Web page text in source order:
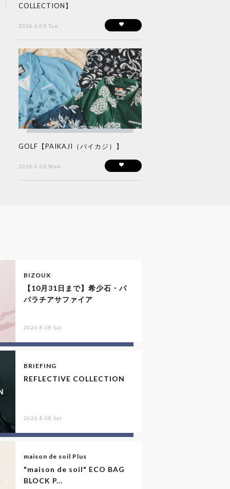
COLLECTION】
2026.6.09 Tue
GOLF【PAIKAJI（パイカジ）】
2026.6.03 Wed
BIZOUX
【10月31日まで】希少石・パ
パラチアサファイア
2026.8.08 Sat
BRIEFING
REFLECTIVE COLLECTION
2026.8.08 Sat
maison de soil Plus
"maison de soil" ECO BAG
BLOCK P...